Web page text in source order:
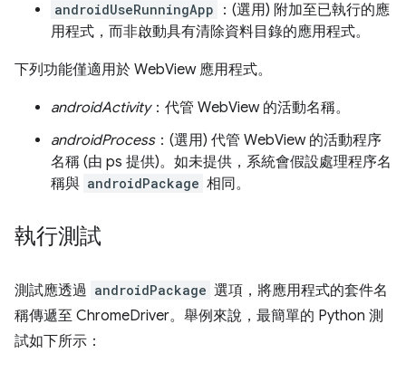
androidUseRunningApp
：(選用) 附加至已執行的應
用程式，而非啟動具有清除資料目錄的應用程式。
下列功能僅適用於 WebView 應用程式。
androidActivity：代管 WebView 的活動名稱。
androidProcess：(選用) 代管 WebView 的活動程序
名稱 (由 ps 提供)。如未提供，系統會假設處理程序名
稱與 androidPackage 相同。
執行測試
測試應透過 androidPackage 選項，將應用程式的套件名
稱傳遞至 ChromeDriver。舉例來說，最簡單的 Python 測
試如下所示：